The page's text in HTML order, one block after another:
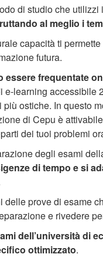
di studio che
al meglio i
capacità ti
futura.
essere frequentate
e-learning accessibile
ostiche. In questo
di Cepu è
dei tuoi problemi
degli esami
di tempo e si
delle prove di esame
e rivedere
dell’università di
ottimizzato.